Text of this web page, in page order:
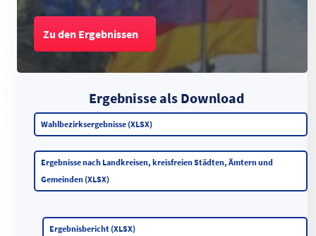
Zu den Ergebnissen
Ergebnisseals Download
Wahlbezirksergebnisse (XLSX)
Ergebnisse nach Landkreisen, kreisfreien Städten, Ämtern und
Gemeinden (XLSX)
Ergebnisbericht (XLSX)